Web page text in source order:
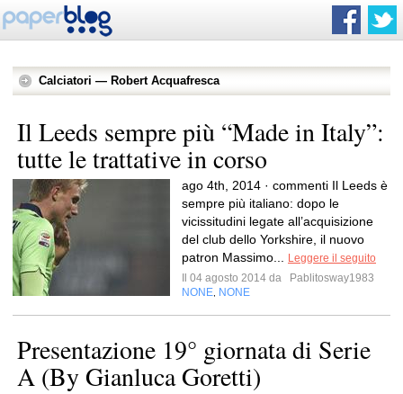
Calciatori — Robert Acquafresca
Il Leeds sempre più “Made in Italy”:
tutte le trattative in corso
ago 4th, 2014 · commenti Il Leeds è
sempre più italiano: dopo le
vicissitudini legate all’acquisizione
del club dello Yorkshire, il nuovo
patron Massimo...
Leggere il seguito
Il 04 agosto 2014 da
Pablitosway1983
NONE NONE
Presentazione 19° giornata di Serie
A (By Gianluca Goretti)